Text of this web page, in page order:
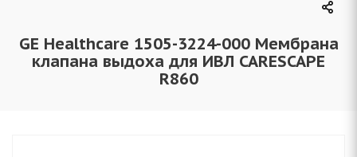
GE Healthcare 1505-3224-000 Мембрана
клапана выдоха для ИВЛ CARESCAPE
R860